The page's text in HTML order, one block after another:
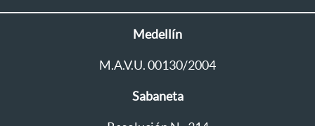
Medellín
M.A.V.U. 00130/2004
Sabaneta